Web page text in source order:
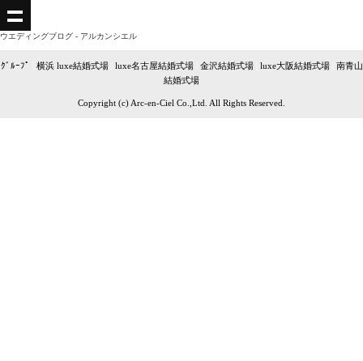
ウエディングブログ - アルカンシエル
ｸﾞﾙｰﾌﾟ 横浜 luxe結婚式場| luxe名古屋結婚式場 金沢結婚式場| luxe大阪結婚式場| 南青山
結婚式場
Copyright (c) Arc-en-Ciel Co.,Ltd. All Rights Reserved.